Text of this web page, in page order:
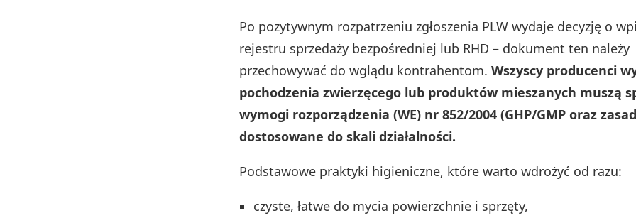
Po pozytywnym rozpatrzeniu zgłoszenia PLW wydaje decyzję o
rejestru sprzedaży bezpośredniej lub RHD – dokument ten należy
przechowywać do wglądu kontrahentom. Wszyscy producenci
pochodzenia zwierzęcego lub produktów mieszanych muszą
wymogi rozporządzenia (WE) nr 852/2004 (GHP/GMP oraz
dostosowane do skali działalności.
Podstawowe praktyki higieniczne, które warto wdrożyć od razu:
czyste, łatwe do mycia powierzchnie i sprzęty,